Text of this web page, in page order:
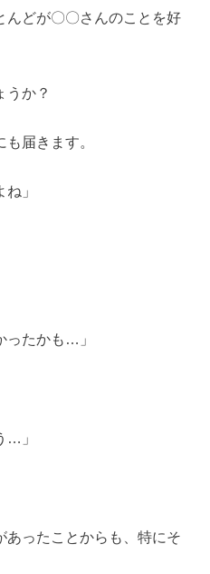
んどが〇〇さんのことを好
うか？
届きます。
」
ったかも…」
…」
あったことからも、特にそ